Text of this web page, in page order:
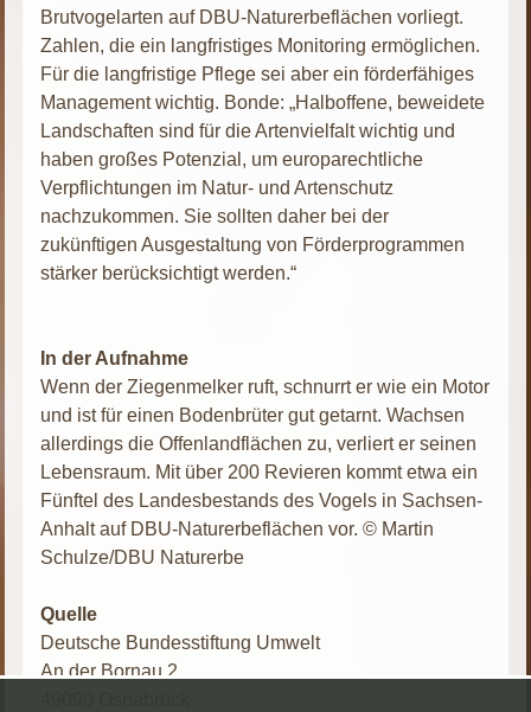
Brutvogelarten auf DBU-Naturerbeflächen vorliegt.
Zahlen, die ein langfristiges Monitoring ermöglichen.
Für die langfristige Pflege sei aber ein förderfähiges
Management wichtig. Bonde: „Halboffene, beweidete
Landschaften sind für die Artenvielfalt wichtig und
haben großes Potenzial, um europarechtliche
Verpflichtungen im Natur- und Artenschutz
nachzukommen. Sie sollten daher bei der
zukünftigen Ausgestaltung von Förderprogrammen
stärker berücksichtigt werden.“
In der Aufnahme
Wenn der Ziegenmelker ruft, schnurrt er wie ein Motor
und ist für einen Bodenbrüter gut getarnt. Wachsen
allerdings die Offenlandflächen zu, verliert er seinen
Lebensraum. Mit über 200 Revieren kommt etwa ein
Fünftel des Landesbestands des Vogels in Sachsen-
Anhalt auf DBU-Naturerbeflächen vor. © Martin
Schulze/DBU Naturerbe
Quelle
Deutsche Bundesstiftung Umwelt
An der Bornau 2